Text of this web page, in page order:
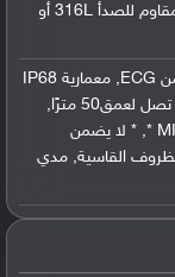
وإطار الساعة من الفولاذ المقاوم للصدأ 316L أو
قياس ضغط الدم, معتمد من ECG, معمارية IP68
لمقاومة الماء مقاومة الماء تصل لعمق50 مترًا,
متوافق مع MIL-STD-810G *, * لا يضمن
القاسية, مدي